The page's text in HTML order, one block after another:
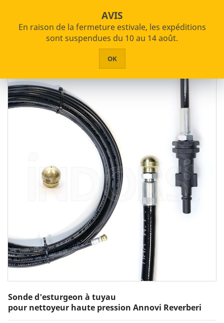

PRODUITS
ASSISTANCE
CONTACTS
Nettoyeurs Haute Pression
Accessoires et pièces de rechange
Sonde d'esturgeon à tuyau
pour nettoyeur haute pression Annovi Reverberi
AVIS
En raison de la fermeture estivale, les expéditions
sont suspendues du 10 au 14 août.
OK